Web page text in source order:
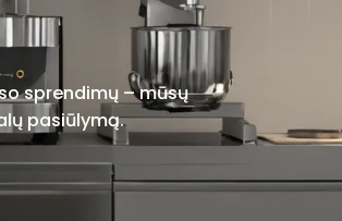
sprendimų – mūsų
pasiūlymą.